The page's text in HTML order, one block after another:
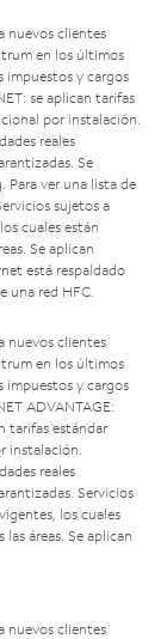
nuevos clientes
en los últimos
impuestos y cargos
se aplican tarifas
por instalación.
reales
Se
Para ver una lista de
sujetos a
cuales están
Se aplican
está respaldado
una red HFC.
nuevos clientes
en los últimos
impuestos y cargos
ADVANTAGE:
tarifas estándar
instalación.
reales
Servicios
los cuales
áreas. Se aplican
nuevos clientes